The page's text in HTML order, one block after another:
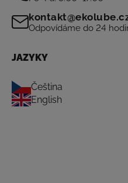
Odpovídáme do 24
JAZYKY
Čeština
English